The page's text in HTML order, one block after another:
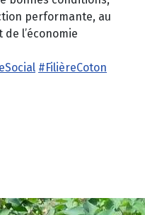
performante, au
l’économie
#FilièreCoton